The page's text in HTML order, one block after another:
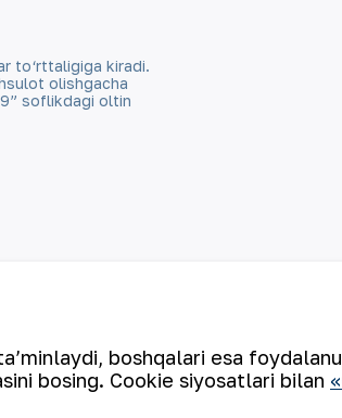
to‘rttaligiga kiradi.
olishgacha
soflikdagi oltin
boshqalari esa
bosing. Cookie siyosatlari bilan